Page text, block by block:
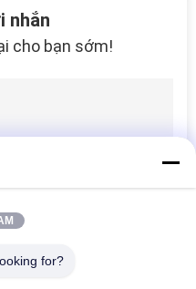
số 2
nhắn
cho bạn sớm!
for?